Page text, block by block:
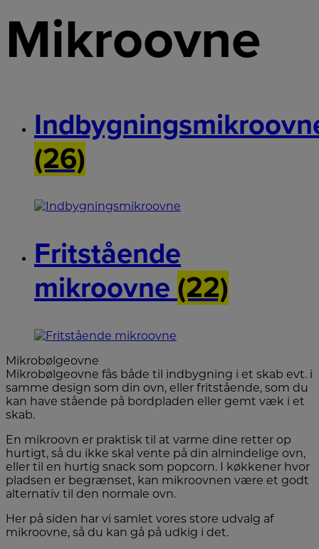
Mikroovne
(26)
Fritstående
mikroovne (22)
Mikrobølgeovne
Mikrobølgeovne fås både til indbygning i et skab evt. i
samme design som din ovn, eller fritstående, som du
kan have stående på bordpladen eller gemt væk i et
skab.
En mikroovn er praktisk til at varme dine retter op
hurtigt, så du ikke skal vente på din almindelige ovn,
eller til en hurtig snack som popcorn. I køkkener hvor
pladsen er begrænset, kan mikroovnen være et godt
alternativ til den normale ovn.
Her på siden har vi samlet vores store udvalg af
mikroovne, så du kan gå på udkig i det.